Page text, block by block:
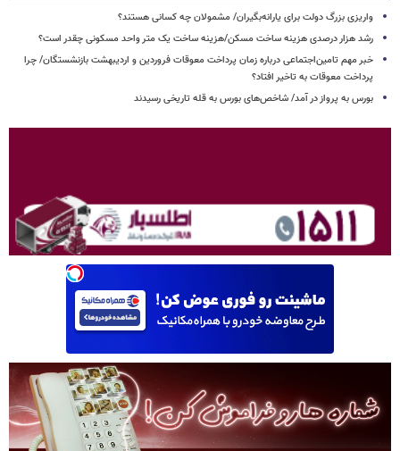
واریزی بزرگ دولت برای یارانه‌بگیران/ مشمولان چه کسانی هستند؟
رشد هزار درصدی هزینه ساخت مسکن/هزینه ساخت یک متر واحد مسکونی چقدر است؟
خبر مهم تامین‌اجتماعی درباره زمان پرداخت معوقات فروردین و اردیبهشت بازنشستگان/ چرا
پرداخت معوقات به تاخیر افتاد؟
بورس به پرواز در آمد/ شاخص‌های بورس به قله تاریخی رسیدند